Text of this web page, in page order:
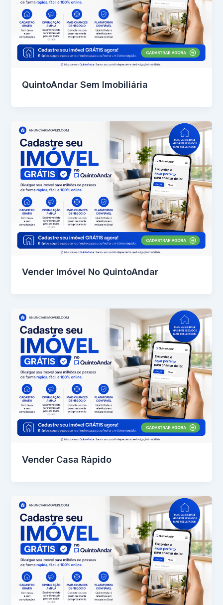
QuintoAndar Sem Imobiliária
Vender Imóvel No QuintoAndar
Vender Casa Rápido